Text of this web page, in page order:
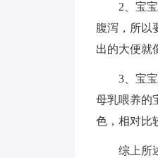
2、宝
腹泻，所以
出的大便就
3、宝
母乳喂养的
色，相对比
综上所